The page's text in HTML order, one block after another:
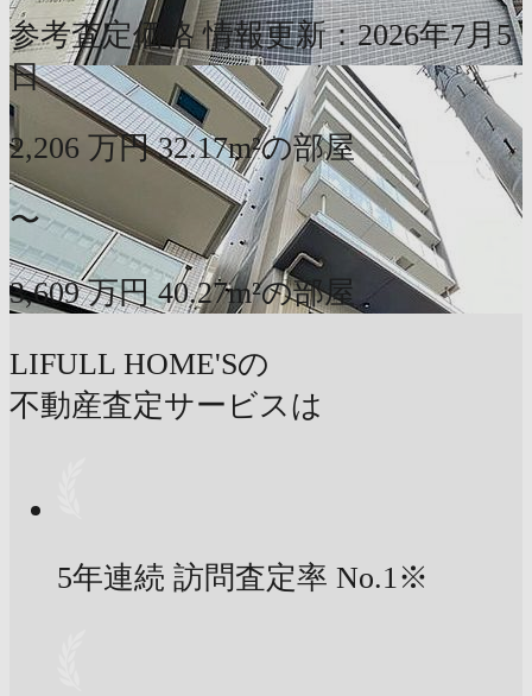
参考査定価格 情報更新：2026年7月5
日
2,206 万円 32.17m²の部屋
〜
3,609 万円 40.27m²の部屋
LIFULL HOME'Sの
不動産査定サービスは
5年連続 訪問査定率 No.1※